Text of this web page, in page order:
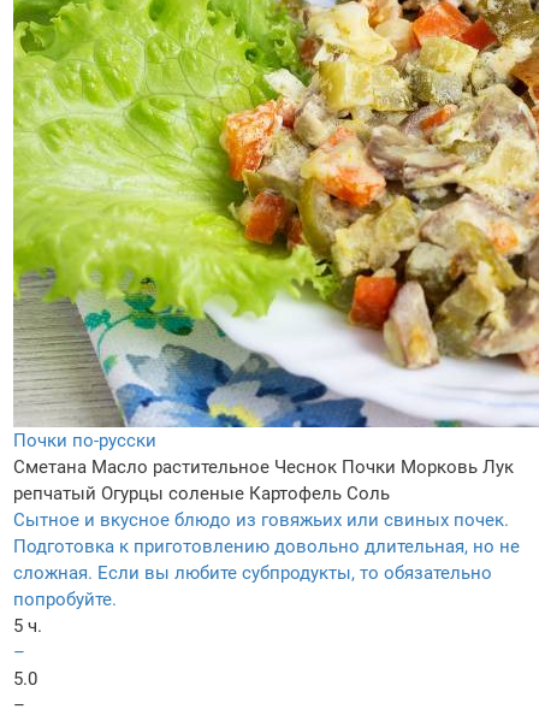
Почки по-русски
Сметана Масло растительное Чеснок Почки Морковь Лук
репчатый Огурцы соленые Картофель Соль
Сытное и вкусное блюдо из говяжьих или свиных почек.
Подготовка к приготовлению довольно длительная, но не
сложная. Если вы любите субпродукты, то обязательно
попробуйте.
5 ч.
–
5.0
–